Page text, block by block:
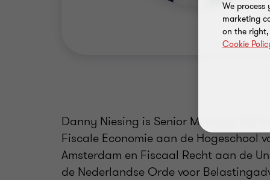
Danny Niesing is Senior Manager bij
Fiscale Economie aan de Hogeschool
Amsterdam en Fiscaal Recht aan de
de Nederlandse Orde voor
We process
marketing
on the
Cookie